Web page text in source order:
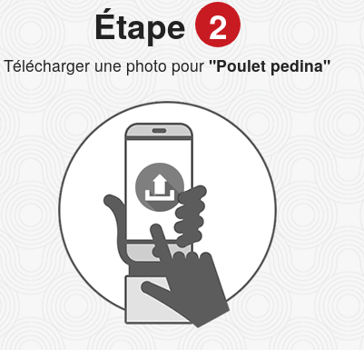
Étape 2
Télécharger une photo pour "Poulet pedina"